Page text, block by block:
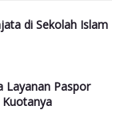
di Sekolah Islam
Layanan Paspor
Kuotanya